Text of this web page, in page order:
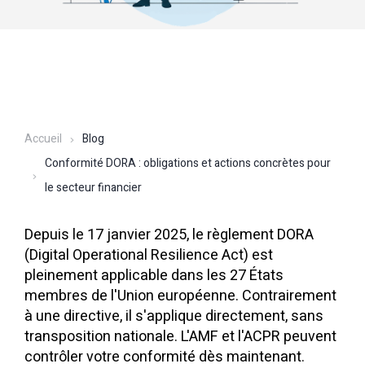
Accueil
Blog
Conformité DORA : obligations et actions concrètes pour
le secteur financier
Depuis le 17 janvier 2025, le règlement DORA
(Digital Operational Resilience Act) est
pleinement applicable dans les 27 États
membres de l'Union européenne. Contrairement
à une directive, il s'applique directement, sans
transposition nationale. L'AMF et l'ACPR peuvent
contrôler votre conformité dès maintenant.